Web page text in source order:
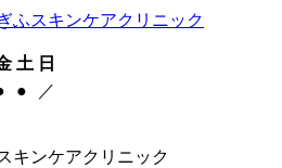
土 日
● ／
キンケアクリニック